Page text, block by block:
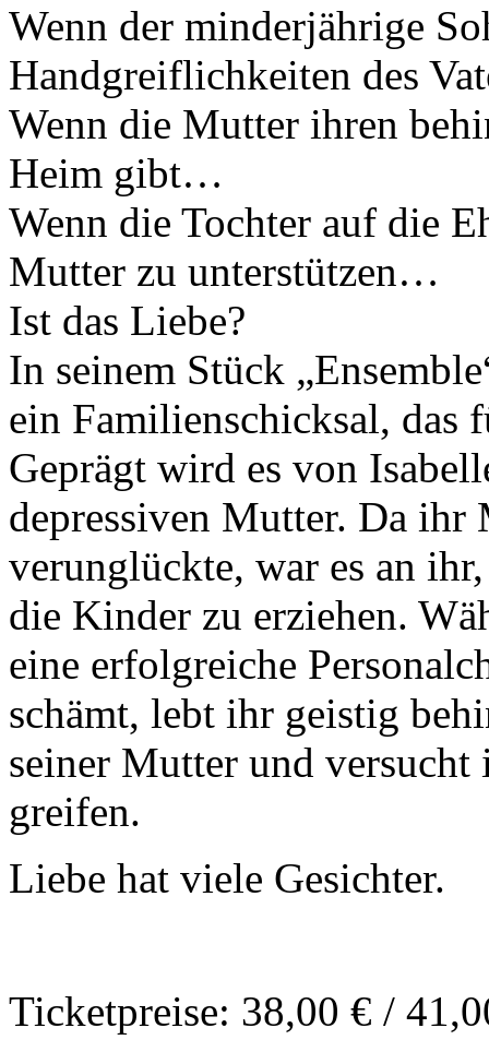
Wenn der minderjährige
Handgreiflichkeiten des
Wenn die Mutter ihren
Heim gibt…
Wenn die Tochter auf die
Mutter zu unterstützen…
Ist das Liebe?
In seinem Stück
ein Familienschicksal, das
Geprägt wird es von
depressiven Mutter. Da ihr
verunglückte, war es an
die Kinder zu erziehen.
eine erfolgreiche
schämt, lebt ihr geistig
seiner Mutter und
greifen.
Liebe hat viele Gesichter.
Ticketpreise: 38,00 € /